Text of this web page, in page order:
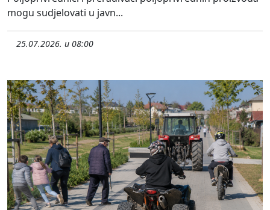
mogu sudjelovati u javn...
25.07.2026. u 08:00